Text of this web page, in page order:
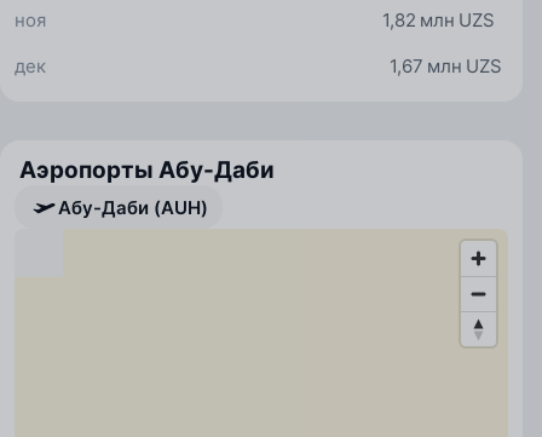
1,82 млн UZS
ноя
1,67 млн UZS
дек
Аэропорты Абу-Даби
Абу-Даби (AUH)